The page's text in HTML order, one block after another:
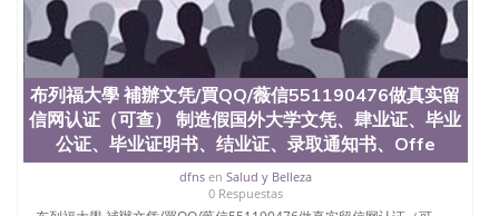
布列福大學 補辦文凭/買QQ/薇信551190476做真实留
信网认证（可查） 制造假国外大学文凭、肆业证、毕业
公证、毕业证明书、结业证、录取通知书、Offe
dfnsen Salud y Belleza
0 Respuestas